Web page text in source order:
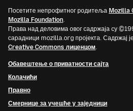
Посетите непрофитног родитеља Mozilla
Mozilla Foundation.
Права над деловима овог садржаја су
сарадници mozilla.org пројекта. Садржај
Creative Commons лиценцом.
Обавештење о приватности сајта
Колачићи
Правно
Смернице за учешће у заједници